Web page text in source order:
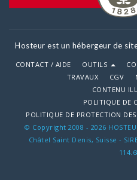
Hosteur est un hébergeur de
CONTACT / AIDE OUTILS
TRAVAUX
CGV
CONTENU
POLITIQUE DE
POLITIQUE DE PROTECTION
© Copyright 2008 - 2026
Châtel Saint Denis, Suisse -